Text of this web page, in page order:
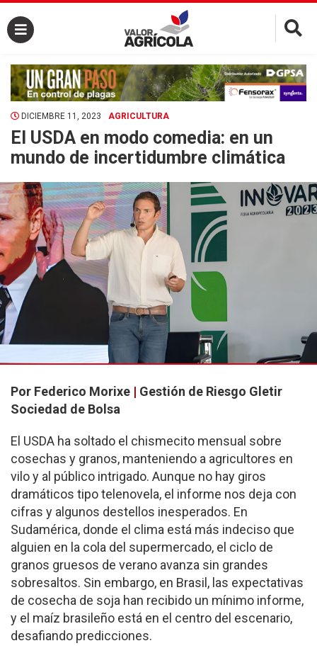
×
DICIEMBRE 11, 2023 AGRICULTURA
El USDA en modo comedia: en un
mundo de incertidumbre climática
Por Federico Morixe | Gestión de Riesgo Gletir
Sociedad de Bolsa
El USDA ha soltado el chismecito mensual sobre
cosechas y granos, manteniendo a agricultores en
vilo y al público intrigado. Aunque no hay giros
dramáticos tipo telenovela, el informe nos deja con
cifras y algunos destellos inesperados. En
Sudamérica, donde el clima está más indeciso que
alguien en la cola del supermercado, el ciclo de
granos gruesos de verano avanza sin grandes
sobresaltos. Sin embargo, en Brasil, las expectativas
de cosecha de soja han recibido un mínimo informe,
y el maíz brasileño está en el centro del escenario,
desafiando predicciones.